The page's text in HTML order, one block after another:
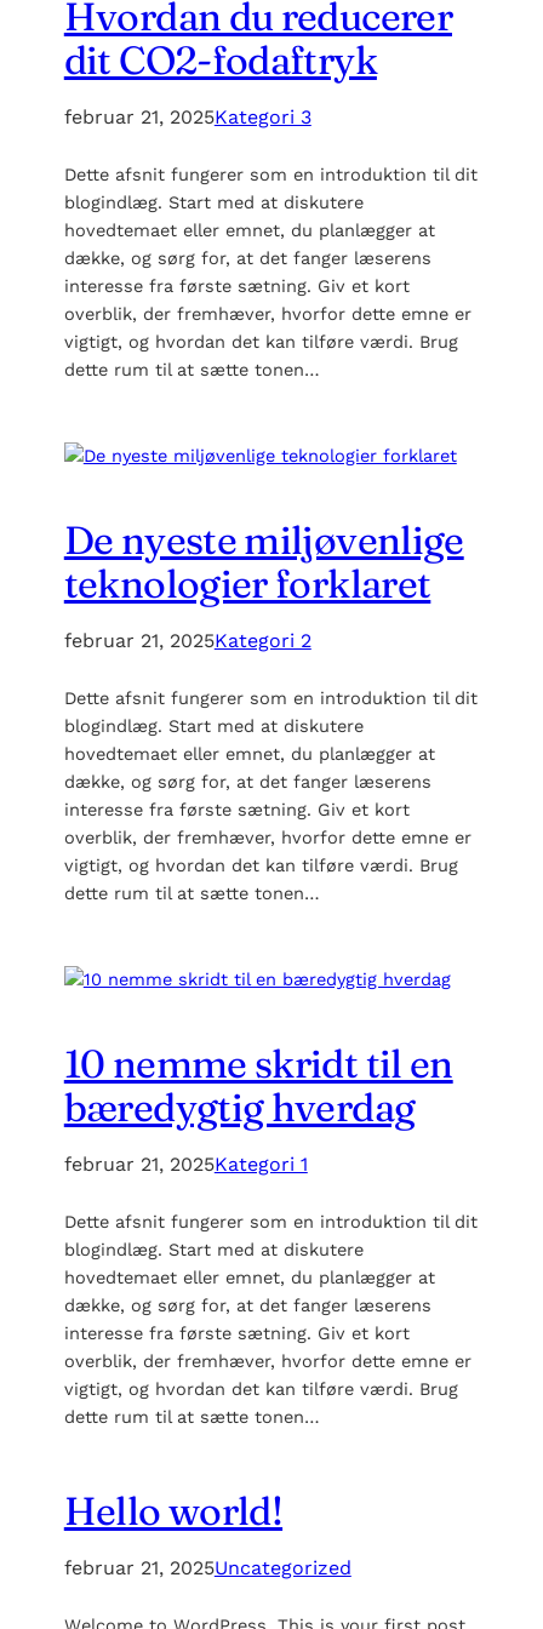
Hvordan du reducerer
dit CO2-fodaftryk
februar 21, 2025Kategori 3
Dette afsnit fungerer som en introduktion til dit
blogindlæg. Start med at diskutere
hovedtemaet eller emnet, du planlægger at
dække, og sørg for, at det fanger læserens
interesse fra første sætning. Giv et kort
overblik, der fremhæver, hvorfor dette emne er
vigtigt, og hvordan det kan tilføre værdi. Brug
dette rum til at sætte tonen…
De nyeste miljøvenlige
teknologier forklaret
februar 21, 2025Kategori 2
Dette afsnit fungerer som en introduktion til dit
blogindlæg. Start med at diskutere
hovedtemaet eller emnet, du planlægger at
dække, og sørg for, at det fanger læserens
interesse fra første sætning. Giv et kort
overblik, der fremhæver, hvorfor dette emne er
vigtigt, og hvordan det kan tilføre værdi. Brug
dette rum til at sætte tonen…
10 nemme skridt til en
bæredygtig hverdag
februar 21, 2025Kategori 1
Dette afsnit fungerer som en introduktion til dit
blogindlæg. Start med at diskutere
hovedtemaet eller emnet, du planlægger at
dække, og sørg for, at det fanger læserens
interesse fra første sætning. Giv et kort
overblik, der fremhæver, hvorfor dette emne er
vigtigt, og hvordan det kan tilføre værdi. Brug
dette rum til at sætte tonen…
Hello world!
februar 21, 2025Uncategorized